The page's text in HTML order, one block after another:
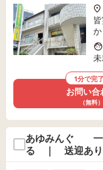
1分で完
お問い合
（無料）
あゆみんぐ 一
る ｜ 送迎あり